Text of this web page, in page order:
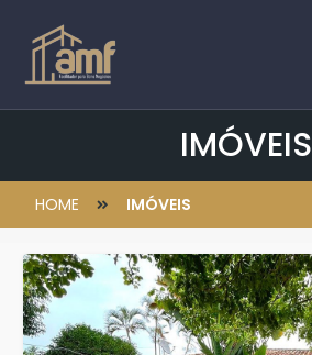
IMÓVEIS
HOME IMÓVEIS